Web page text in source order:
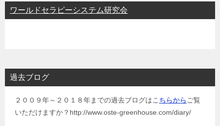
ワールドセラピーシステム研究会
過去ブログ
２００９年～２０１８年までの過去ブログはこ ちらから ご覧
いただけますか？http://www.oste-greenhouse.com/diary/